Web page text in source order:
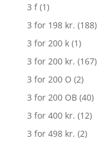
3 f (1)
3 for 198 kr. (188)
3 for 200 k (1)
3 for 200 kr. (167)
3 for 200 O (2)
3 for 200 OB (40)
3 for 400 kr. (12)
3 for 498 kr. (2)